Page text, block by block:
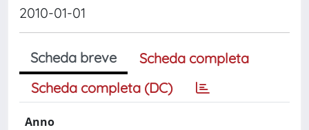
2010-01-01
Scheda breve
Scheda completa
Scheda completa (DC)
Anno